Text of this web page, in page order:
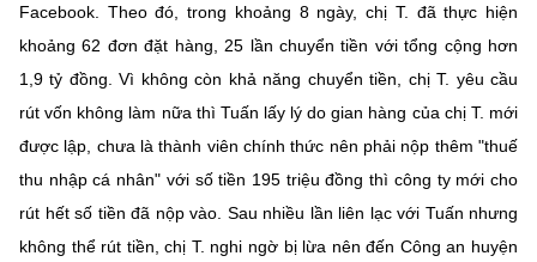
Facebook. Theo đó, trong khoảng 8 ngày, chị T. đã thực hiện
khoảng 62 đơn đặt hàng, 25 lần chuyển tiền với tổng cộng hơn
1,9 tỷ đồng. Vì không còn khả năng chuyển tiền, chị T. yêu cầu
rút vốn không làm nữa thì Tuấn lấy lý do gian hàng của chị T. mới
được lập, chưa là thành viên chính thức nên phải nộp thêm "thuế
thu nhập cá nhân" với số tiền 195 triệu đồng thì công ty mới cho
rút hết số tiền đã nộp vào. Sau nhiều lần liên lạc với Tuấn nhưng
không thể rút tiền, chị T. nghi ngờ bị lừa nên đến Công an huyện